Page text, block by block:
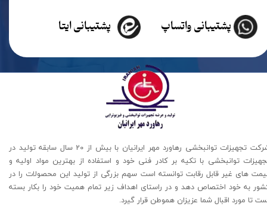
پشتیبانی ایتا پشتیبانی واتساپ
شرکت تجهیزات توانبخشی رهاورد مهر ایرانیان با بیش از 20 سال سابقه تولید در
توانبخشی با تکیه بر کادر فنی خود و استفاده از بهترین مواد اولیه و
های غیر قابل رقابت توانسته است سهم بزرگی از تولید این محصولات را در
به خود اختصاص دهد و در راستای اهداف زیر تمام همیت خود را بکار بسته
تا مورد اقبال شما عزیزان هموطن قرار گیرد​​​​​​​.